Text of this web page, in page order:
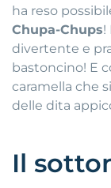
ha reso
Chupa-Chups!
divertente e
bastoncino! E
caramella che
delle dita
Il